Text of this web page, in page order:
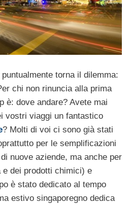
puntualmente torna il dilemma:
chi non rinuncia alla prima
è: dove andare? Avete mai
vostri viaggi un fantastico
? Molti di voi ci sono già stati
per le semplificazioni
nuove aziende, ma anche per
e dei prodotti chimici) e
è stato dedicato al tempo
estivo singaporegno dedica